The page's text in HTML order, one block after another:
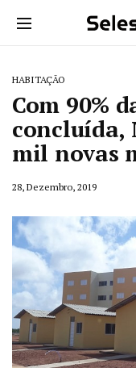
HABITAÇÃO
Com 90%
concluída,
mil novas
28, Dezembro, 2019